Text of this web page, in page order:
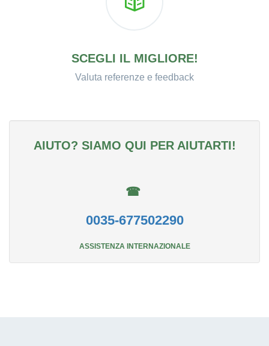
SCEGLI IL MIGLIORE!
Valuta referenze e feedback
AIUTO? SIAMO QUI PER AIUTARTI!
☎
0035-677502290
ASSISTENZA INTERNAZIONALE